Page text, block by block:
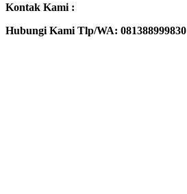
Kontak Kami :
Hubungi Kami Tlp/WA: 081388999830